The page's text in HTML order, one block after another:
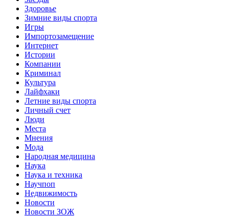
Здоровье
Зимние виды спорта
Игры
Импортозамещение
Интернет
Истории
Компании
Криминал
Культура
Лайфхаки
Летние виды спорта
Личный счет
Люди
Места
Мнения
Мода
Народная медицина
Наука
Наука и техника
Научпоп
Недвижимость
Новости
Новости ЗОЖ